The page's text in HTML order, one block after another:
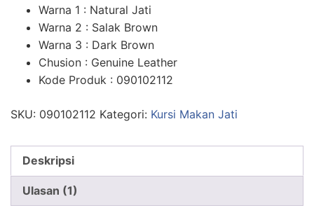
Warna 1 : Natural Jati
Warna 2 : Salak Brown
Warna 3 : Dark Brown
Chusion : Genuine Leather
Kode Produk : 090102112
SKU: 090102112 Kategori: Kursi Makan Jati
Deskripsi
Ulasan (1)